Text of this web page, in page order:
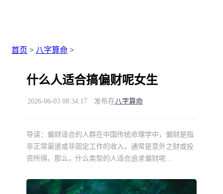
首页 > 八字算命 >
什么人适合搞偏财呢女生
2026-06-03 08:34:17 发布在八字算命
导读： 偏财适合的人群在中国传统命理学中，偏财是指
非正常渠道或非固定工作的收入，通常是意外之财或投
资所得。那么，什么类型的人适合追求偏财呢...